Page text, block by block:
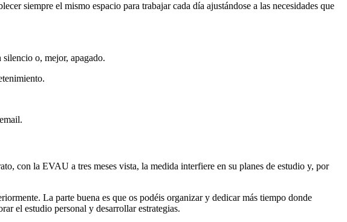
siempre el mismo espacio para trabajar cada día ajustándose a las necesidades que
silencio o, mejor, apagado.
con la EVAU a tres meses vista, la medida interfiere en su planes de estudio y, por
La parte buena es que os podéis organizar y dedicar más tiempo donde
el estudio personal y desarrollar estrategias.